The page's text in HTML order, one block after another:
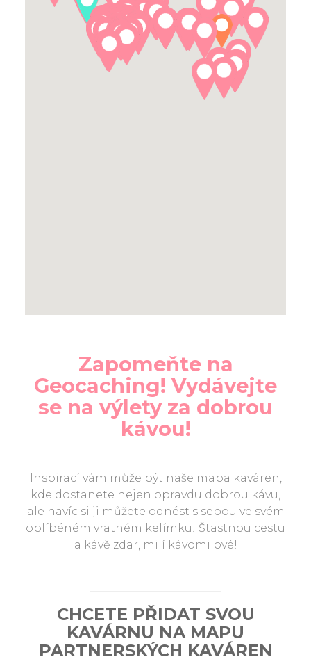
Zapomeňte na
Geocaching! Vydávejte
se na výlety za dobrou
kávou!
Inspirací vám může být naše mapa kaváren,
kde dostanete nejen opravdu dobrou kávu,
ale navíc si ji můžete odnést s sebou ve svém
oblíbéném vratném kelímku! Štastnou cestu
a kávě zdar, milí kávomilové!
CHCETE PŘIDAT SVOU
KAVÁRNU NA MAPU
PARTNERSKÝCH KAVÁREN